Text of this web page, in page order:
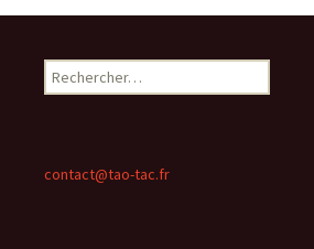
Rechercher :
contact@tao-tac.fr